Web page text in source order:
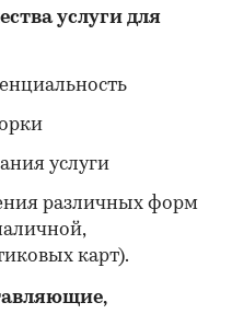
услуги для
услуги
различных форм
карт).